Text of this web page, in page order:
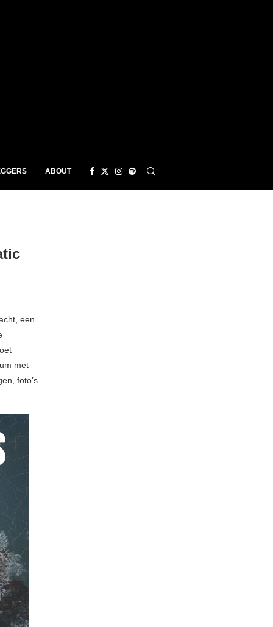
ABOUT
een
met
foto’s